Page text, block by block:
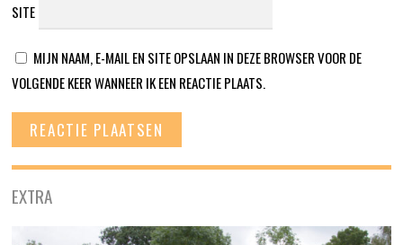
SITE
MIJN NAAM, E-MAIL EN SITE OPSLAAN IN DEZE BROWSER VOOR DE
VOLGENDE KEER WANNEER IK EEN REACTIE PLAATS.
EXTRA